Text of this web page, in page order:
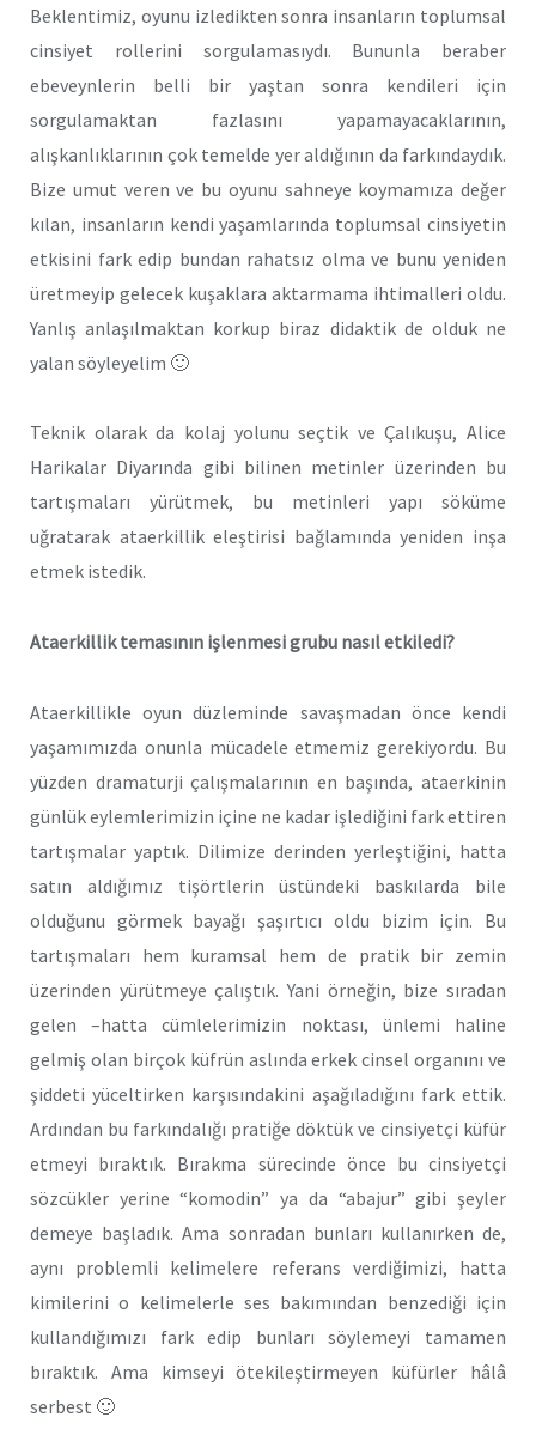
Beklentimiz, oyunu izledikten sonra insanların toplumsal
cinsiyet rollerini sorgulamasıydı. Bununla beraber
ebeveynlerin belli bir yaştan sonra kendileri için
sorgulamaktan fazlasını yapamayacaklarının,
alışkanlıklarının çok temelde yer aldığının da farkındaydık.
Bize umut veren ve bu oyunu sahneye koymamıza değer
kılan, insanların kendi yaşamlarında toplumsal cinsiyetin
etkisini fark edip bundan rahatsız olma ve bunu yeniden
üretmeyip gelecek kuşaklara aktarmama ihtimalleri oldu.
Yanlış anlaşılmaktan korkup biraz didaktik de olduk ne
yalan söyleyelim 🙂
Teknik olarak da kolaj yolunu seçtik ve Çalıkuşu, Alice
Harikalar Diyarında gibi bilinen metinler üzerinden bu
tartışmaları yürütmek, bu metinleri yapı söküme
uğratarak ataerkillik eleştirisi bağlamında yeniden inşa
etmek istedik.
Ataerkillik temasının işlenmesi grubu nasıl etkiledi?
Ataerkillikle oyun düzleminde savaşmadan önce kendi
yaşamımızda onunla mücadele etmemiz gerekiyordu. Bu
yüzden dramaturji çalışmalarının en başında, ataerkinin
günlük eylemlerimizin içine ne kadar işlediğini fark ettiren
tartışmalar yaptık. Dilimize derinden yerleştiğini, hatta
satın aldığımız tişörtlerin üstündeki baskılarda bile
olduğunu görmek bayağı şaşırtıcı oldu bizim için. Bu
tartışmaları hem kuramsal hem de pratik bir zemin
üzerinden yürütmeye çalıştık. Yani örneğin, bize sıradan
gelen –hatta cümlelerimizin noktası, ünlemi haline
gelmiş olan birçok küfrün aslında erkek cinsel organını ve
şiddeti yüceltirken karşısındakini aşağıladığını fark ettik.
Ardından bu farkındalığı pratiğe döktük ve cinsiyetçi küfür
etmeyi bıraktık. Bırakma sürecinde önce bu cinsiyetçi
sözcükler yerine “komodin” ya da “abajur” gibi şeyler
demeye başladık. Ama sonradan bunları kullanırken de,
aynı problemli kelimelere referans verdiğimizi, hatta
kimilerini o kelimelerle ses bakımından benzediği için
kullandığımızı fark edip bunları söylemeyi tamamen
bıraktık. Ama kimseyi ötekileştirmeyen küfürler hâlâ
serbest 🙂